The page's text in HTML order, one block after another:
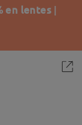
en lentes |